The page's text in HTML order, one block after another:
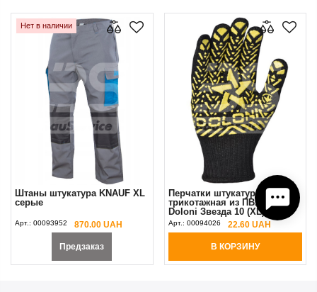
Нет в наличии
Штаны штукатура KNAUF XL
серые
Арт.: 00093952 870.00 UAH
Предзаказ
Перчатки штукатура
трикотажная из ПВХ черные
Doloni Звезда 10 (XL)
Арт.: 00094026 22.60 UAH
В КОРЗИНУ